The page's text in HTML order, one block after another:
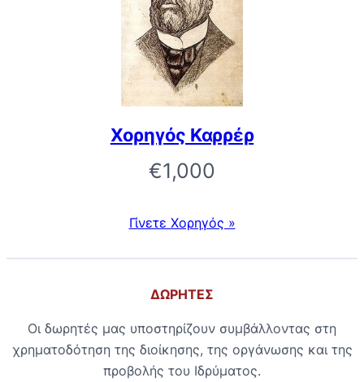
Χορηγός Καρρέρ
€1,000
Γίνετε Χορηγός »
ΔΩΡΗΤΕΣ
Οι δωρητές μας υποστηρίζουν συμβάλλοντας στη
χρηματοδότηση της διοίκησης, της οργάνωσης και της
προβολής του Ιδρύματος.